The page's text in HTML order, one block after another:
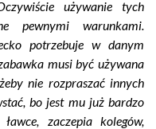
używanie tych
pewnymi warunkami.
potrzebuje w danym
musi być używana
nie rozpraszać innych
bo jest mu już bardzo
zaczepia kolegów,